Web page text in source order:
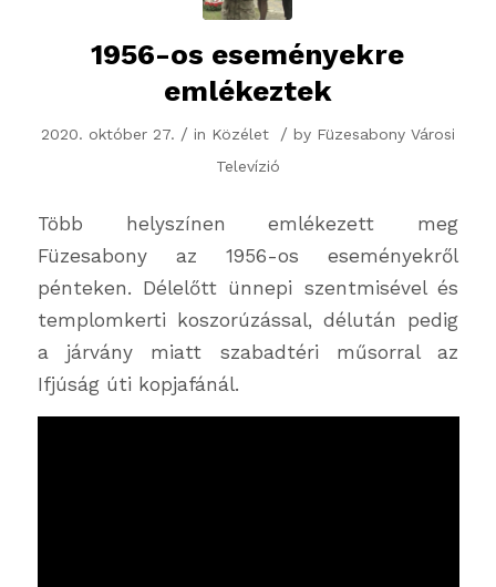
1956-os eseményekre
emlékeztek
2020. október 27. / in Közélet / by Füzesabony Városi
Televízió
Több helyszínen emlékezett meg
Füzesabony az 1956-os eseményekről
pénteken. Délelőtt ünnepi szentmisével és
templomkerti koszorúzással, délután pedig
a járvány miatt szabadtéri műsorral az
Ifjúság úti kopjafánál.